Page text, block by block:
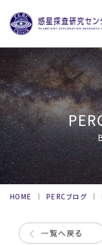
HOME PERCブログ
一覧へ戻る